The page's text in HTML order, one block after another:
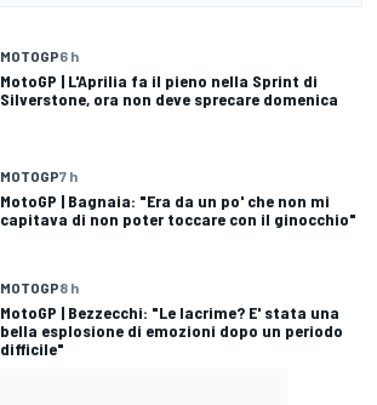
MOTOGP6 h
MotoGP | L'Aprilia fa il pieno nella Sprint di
Silverstone, ora non deve sprecare domenica
MOTOGP7 h
MotoGP | Bagnaia: "Era da un po' che non mi
capitava di non poter toccare con il ginocchio"
MOTOGP8 h
MotoGP | Bezzecchi: "Le lacrime? E' stata una
bella esplosione di emozioni dopo un periodo
difficile"